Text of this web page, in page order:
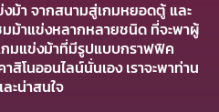
งม้าจากสนามสู่เกมหยอดตู้ และ
ม้าแข่งหลากหลายชนิด ที่จะพาผู้
มแข่งม้าที่มีรูปแบบกราฟฟิค
าสิโนออนไลน์นั่นเอง เราจะพาท่าน
ะน่าสนใจ